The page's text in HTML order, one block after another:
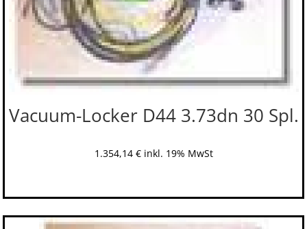
Vacuum-Locker D44 3.73dn 30 Spl.
1.354,14 € inkl. 19% MwSt